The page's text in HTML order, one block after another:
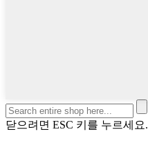
닫으려면 ESC 키를 누르세요.